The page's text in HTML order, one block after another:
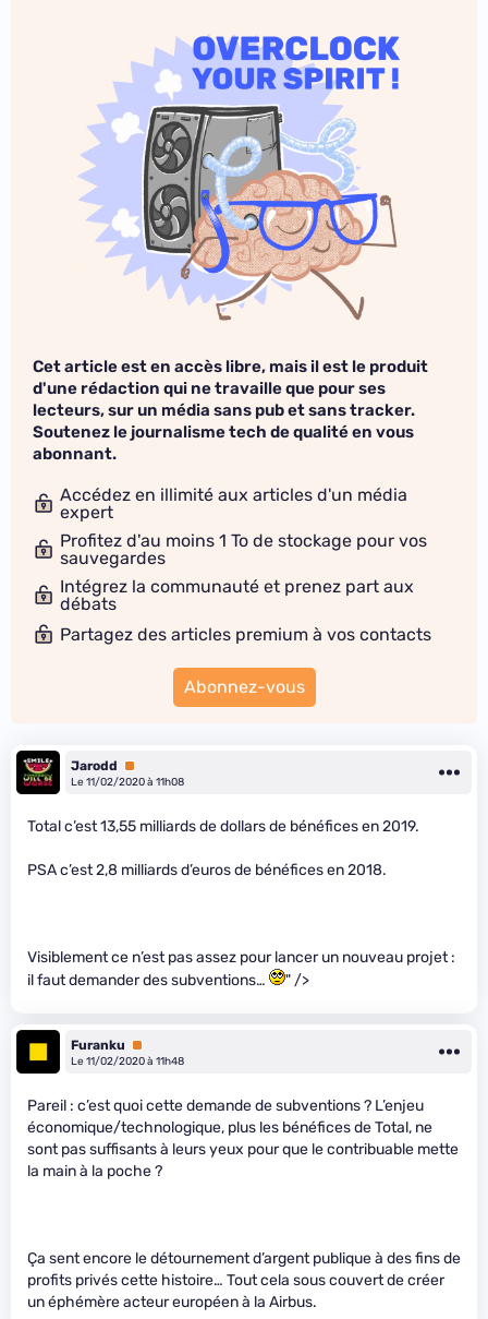
Cet article est en accès libre, mais il est le produit
d'une rédaction qui ne travaille que pour ses
lecteurs, sur un média sans pub et sans tracker.
Soutenez le journalisme tech de qualité en vous
abonnant.
Accédez en illimité aux articles d'un média
expert
Profitez d'au moins 1 To de stockage pour vos
sauvegardes
Intégrez la communauté et prenez part aux
débats
Partagez des articles premium à vos contacts
Abonnez-vous
Jarodd
Premium
Le 11/02/2020 à 11h08
Total c’est 13,55 milliards de dollars de bénéfices en 2019.
PSA c’est 2,8 milliards d’euros de bénéfices en 2018.
Visiblement ce n’est pas assez pour lancer un nouveau projet :
il faut demander des subventions…
" />
Furanku
Premium
Le 11/02/2020 à 11h48
Pareil : c’est quoi cette demande de subventions ? L’enjeu
économique/technologique, plus les bénéfices de Total, ne
sont pas suffisants à leurs yeux pour que le contribuable mette
la main à la poche ?
Ça sent encore le détournement d’argent publique à des fins de
profits privés cette histoire… Tout cela sous couvert de créer
un éphémère acteur européen à la Airbus.